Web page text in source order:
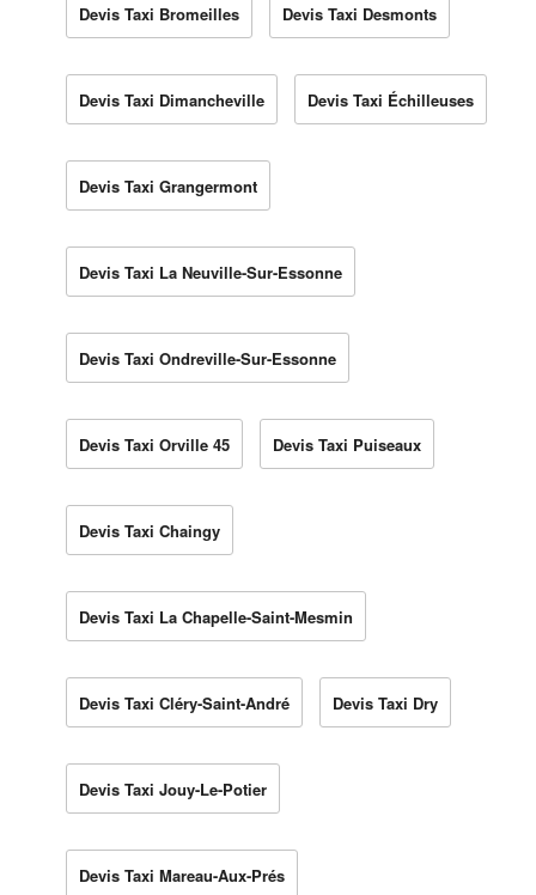
Devis Taxi Bromeilles Devis Taxi Desmonts
Devis Taxi Dimancheville Devis Taxi Échilleuses
Devis Taxi Grangermont
Devis Taxi La Neuville-Sur-Essonne
Devis Taxi Ondreville-Sur-Essonne
Devis Taxi Orville 45 Devis Taxi Puiseaux
Devis Taxi Chaingy
Devis Taxi La Chapelle-Saint-Mesmin
Devis Taxi Cléry-Saint-André Devis Taxi Dry
Devis Taxi Jouy-Le-Potier
Devis Taxi Mareau-Aux-Prés